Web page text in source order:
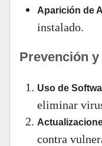
Aparición de
instalado.
Prevención
Uso de
eliminar
contra